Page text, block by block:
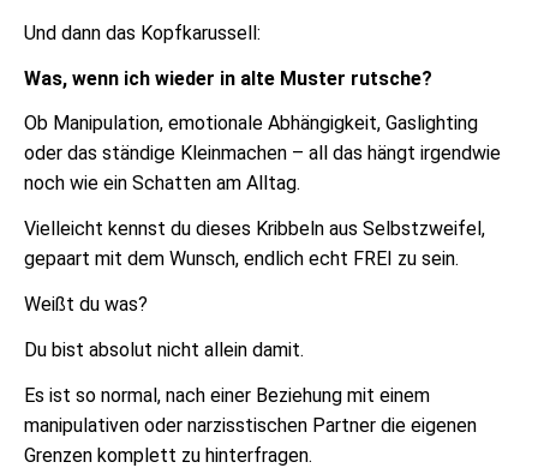
Und dann das Kopfkarussell:
Was, wenn ich wieder in alte Muster rutsche?
Ob Manipulation, emotionale Abhängigkeit, Gaslighting
oder das ständige Kleinmachen – all das hängt irgendwie
noch wie ein Schatten am Alltag.
Vielleicht kennst du dieses Kribbeln aus Selbstzweifel,
gepaart mit dem Wunsch, endlich echt FREI zu sein.
Weißt du was?
Du bist absolut nicht allein damit.
Es ist so normal, nach einer Beziehung mit einem
manipulativen oder narzisstischen Partner die eigenen
Grenzen komplett zu hinterfragen.